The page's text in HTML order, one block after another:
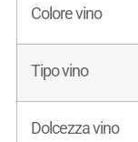
Colore vino
Tipo vino
Dolcezza vino